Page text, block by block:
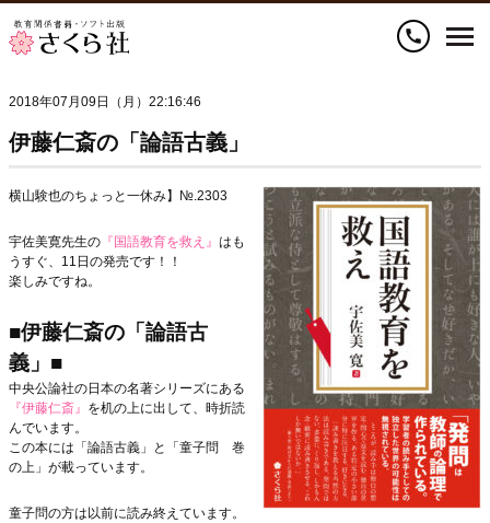
call
2018年07月09日（月）22:16:46
伊藤仁斎の「論語古義」
横山験也のちょっと一休み】№.2303
宇佐美寛先生の 『国語教育を救え』 はも
うすぐ、11日の発売です！！
楽しみですね。
■伊藤仁斎の「論語古
義」■
中央公論社の日本の名著シリーズにある
『伊藤仁斎』 を机の上に出して、時折読
んでいます。
この本には「論語古義」と「童子問 巻
の上」が載っています。
童子問の方は以前に読み終えています。